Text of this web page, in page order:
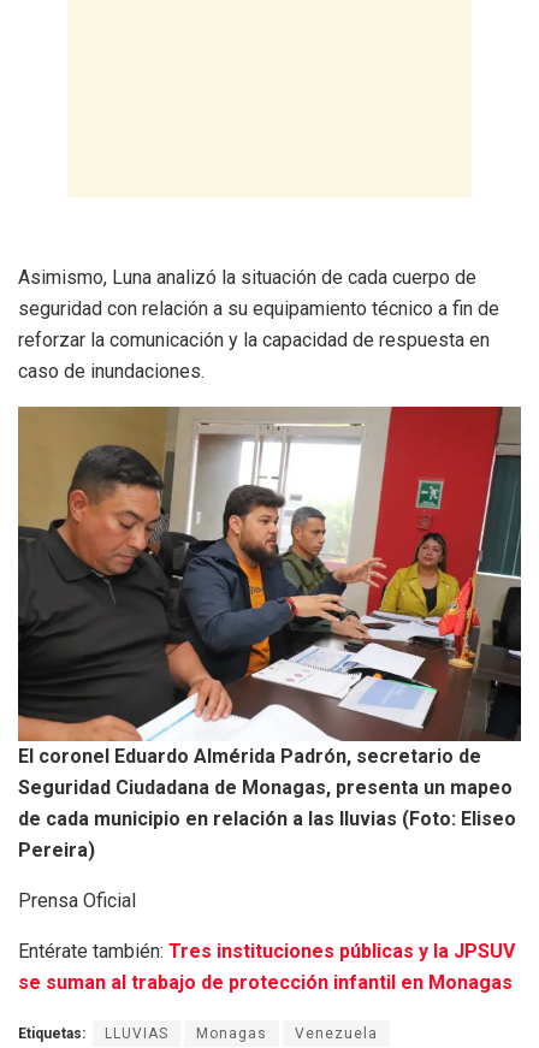
Asimismo, Luna analizó la situación de cada cuerpo de
seguridad con relación a su equipamiento técnico a fin de
reforzar la comunicación y la capacidad de respuesta en
caso de inundaciones.
El coronel Eduardo Almérida Padrón, secretario de
Seguridad Ciudadana de Monagas, presenta un mapeo
de cada municipio en relación a las lluvias (Foto: Eliseo
Pereira)
Prensa Oficial
Entérate también: Tres instituciones públicas y la JPSUV
se suman al trabajo de protección infantil en Monagas
Etiquetas: LLUVIAS Monagas Venezuela